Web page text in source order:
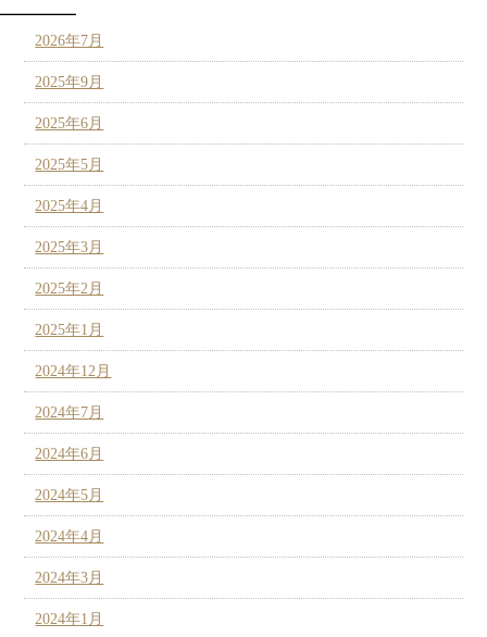
2026年7月
2025年9月
2025年6月
2025年5月
2025年4月
2025年3月
2025年2月
2025年1月
2024年12月
2024年7月
2024年6月
2024年5月
2024年4月
2024年3月
2024年1月